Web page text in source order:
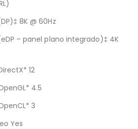
8K @ 60Hz
– panel plano integrado)‡ 4K
12
4.5
3
Yes